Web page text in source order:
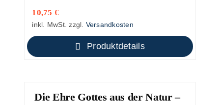
10,75 €
inkl. MwSt. zzgl. Versandkosten
Produktdetails
Die Ehre Gottes aus der Natur –